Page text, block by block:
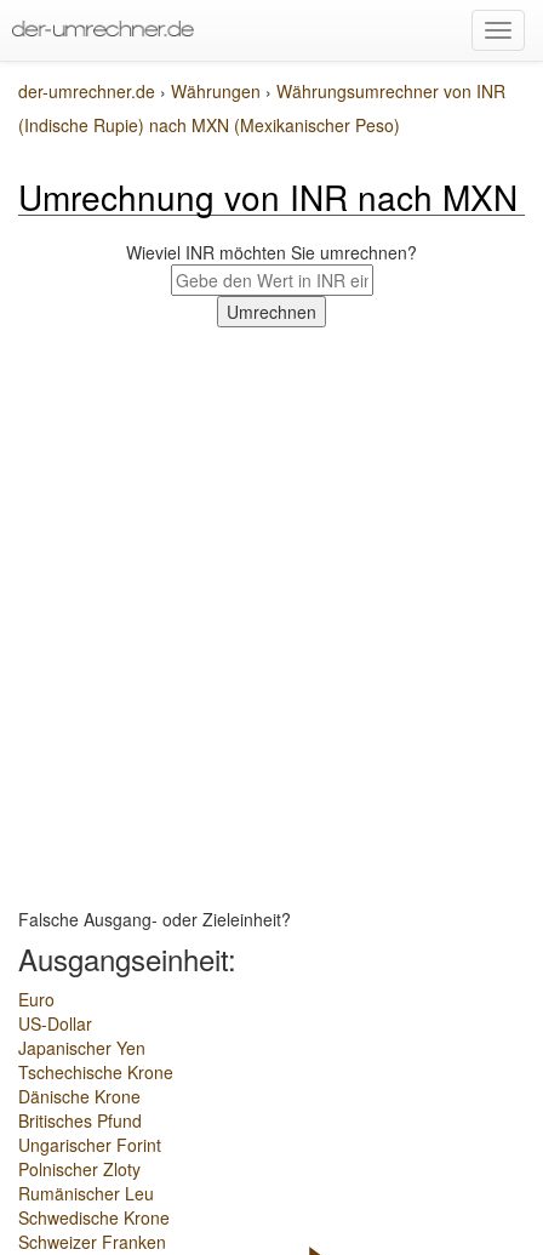
der-umrechner.de › Währungen › Währungsumrechner von INR
(Indische Rupie) nach MXN (Mexikanischer Peso)
Umrechnung von INR nach MXN
Wieviel INR möchten Sie umrechnen?
Falsche Ausgang- oder Zieleinheit?
Ausgangseinheit:
Euro
US-Dollar
Japanischer Yen
Tschechische Krone
Dänische Krone
Britisches Pfund
Ungarischer Forint
Polnischer Zloty
Rumänischer Leu
Schwedische Krone
Schweizer Franken